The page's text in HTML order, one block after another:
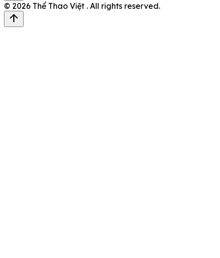
© 2026 Thể Thao Việt . All rights reserved.
arrow_upward